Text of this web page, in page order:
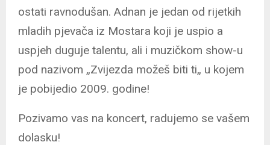
ostati ravnodušan. Adnan je jedan od rijetkih
mladih pjevača iz Mostara koji je uspio a
uspjeh duguje talentu, ali i muzičkom show-u
pod nazivom „Zvijezda možeš biti ti„ u kojem
je pobijedio 2009. godine!
Pozivamo vas na koncert, radujemo se vašem
dolasku!